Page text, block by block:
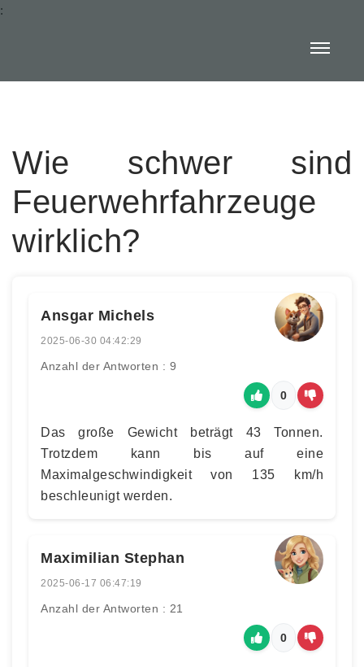
:
Wie schwer sind
Feuerwehrfahrzeuge
wirklich?
Ansgar Michels
2025-06-30 04:42:29
Anzahl der Antworten : 9
0
Das große Gewicht beträgt 43 Tonnen.
Trotzdem kann bis auf eine
Maximalgeschwindigkeit von 135 km/h
beschleunigt werden.
Maximilian Stephan
2025-06-17 06:47:19
Anzahl der Antworten : 21
0